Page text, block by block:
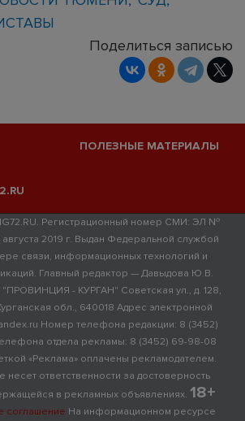
Поделиться записью
ПОЛЕЗНЫЕ МАТЕРИАЛЫ
Регистрационный номер СМИ: ЭЛ №
2019 г. Выдан Федеральной службой
связи, информационных технологий и
Главный редактор — Давыдова Ю.В.
- КУРГАН" Советская ул., д. 128,
обл., 640018 Адрес электронной
Номер телефона редакции: 8 (3452)
отдела рекламы: 8 (3452) 69-98-08
«Реклама» оплачены рекламодателем.
несет ответственности за достоверность
в рекламных объявлениях. 18+
соглашение На информационном ресурсе